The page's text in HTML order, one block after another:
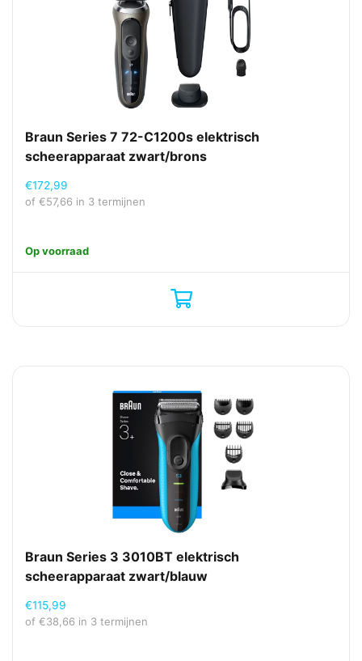
Braun Series 7 72-C1200s elektrisch
scheerapparaat zwart/brons
€172,99
of €57,66 in 3 termijnen
Op voorraad
Braun Series 3 3010BT elektrisch
scheerapparaat zwart/blauw
€115,99
of €38,66 in 3 termijnen